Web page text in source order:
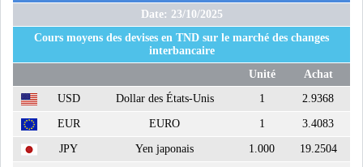
LE PÉTROLE SE STABILISE
SOUS LES 80 DOLL...
DANS UNE ÈRE DE FAIBLE
CROISSANCE, L...
RSS
Date: 23/10/2025
Cours moyens des devises en TND sur le marché des changes
interbancaire
Unité
Achat
USD
Dollar des États-Unis 1 2.9368
EUR EURO 1 3.4083
JPY Yen japonais 1.000 19.2504